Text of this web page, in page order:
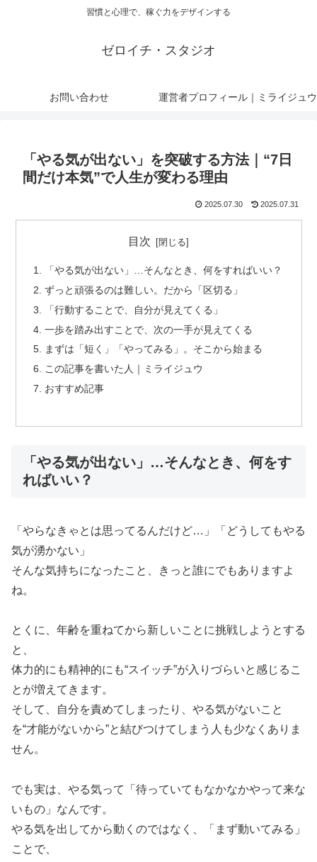
習慣と心理で、稼ぐ力をデザインする
ゼロイチ・スタジオ
お問い合わせ 運営者プロフィール｜ミライジュウ
「やる気が出ない」を突破する方法｜“7日
間だけ本気”で人生が変わる理由
2025.07.30 2025.07.31
目次
「やる気が出ない」…そんなとき、何をすればいい？
ずっと頑張るのは難しい。だから「区切る」
「行動することで、自分が見えてくる」
一歩を踏み出すことで、次の一手が見えてくる
まずは「短く」「やってみる」。そこから始まる
この記事を書いた人｜ミライジュウ
おすすめ記事
「やる気が出ない」…そんなとき、何をす
ればいい？
「やらなきゃとは思ってるんだけど…」「どうしてもやる
気が湧かない」
そんな気持ちになったこと、きっと誰にでもありますよ
ね。
とくに、年齢を重ねてから新しいことに挑戦しようとする
と、
体力的にも精神的にも“スイッチ”が入りづらいと感じるこ
とが増えてきます。
そして、自分を責めてしまったり、やる気がないこと
を“才能がないから”と結びつけてしまう人も少なくありま
せん。
でも実は、やる気って「待っていてもなかなかやって来な
いもの」なんです。
やる気を出してから動くのではなく、「まず動いてみる」
ことで、